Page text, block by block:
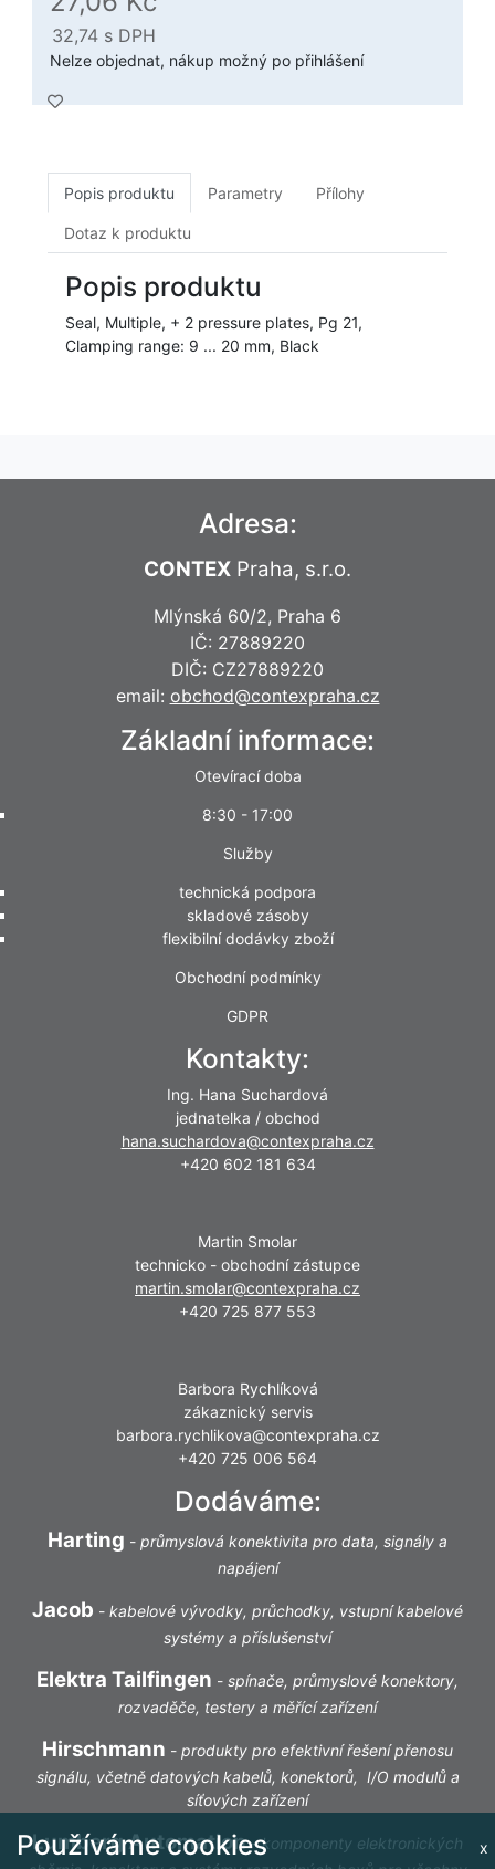
32,74 s DPH
Nelze objednat, nákup možný po přihlášení
Popis produktu Parametry Přílohy
Dotaz k produktu
Popis produktu
Seal, Multiple, + 2 pressure plates, Pg 21,
Clamping range: 9 ... 20 mm, Black
Adresa:
CONTEX Praha, s.r.o.
Mlýnská 60/2, Praha 6
IČ: 27889220
DIČ: CZ27889220
email: obchod@contexpraha.cz
Základní informace:
Otevírací doba
8:30 - 17:00
Služby
technická podpora
skladové zásoby
flexibilní dodávky zboží
Obchodní podmínky
GDPR
Kontakty:
Ing. Hana Suchardová
jednatelka / obchod
hana.suchardova@contexpraha.cz
+420 602 181 634
Martin Smolar
technicko - obchodní zástupce
martin.smolar@contexpraha.cz
+420 725 877 553
Barbora Rychlíková
zákaznický servis
barbora.rychlikova@contexpraha.cz
+420 725 006 564
Dodáváme:
Harting - průmyslová konektivita pro data, signály a
napájení
Jacob - kabelové vývodky, průchodky, vstupní kabelové
systémy a příslušenství
Elektra Tailfingen - spínače, průmyslové konektory,
rozvaděče, testery a měřící zařízení
Hirschmann - produkty pro efektivní řešení přenosu
signálu, včetně datových kabelů, konektorů, I/O modulů a
síťových zařízení
Lumberg Automation-komponenty elektronických
x
Používáme cookies